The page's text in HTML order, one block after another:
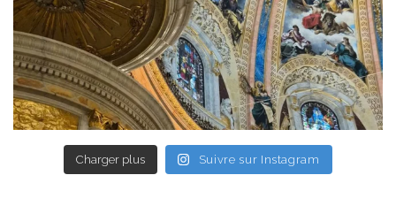
Charger plus Suivre sur Instagram